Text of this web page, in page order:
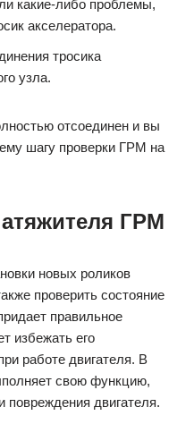
какие-либо проблемы,
акселератора.
тросика
узла.
отсоединен и вы
шагу проверки ГРМ на
ГРМ
новых роликов
проверить состояние
правильное
избежать его
работе двигателя. В
свою функцию,
двигателя.